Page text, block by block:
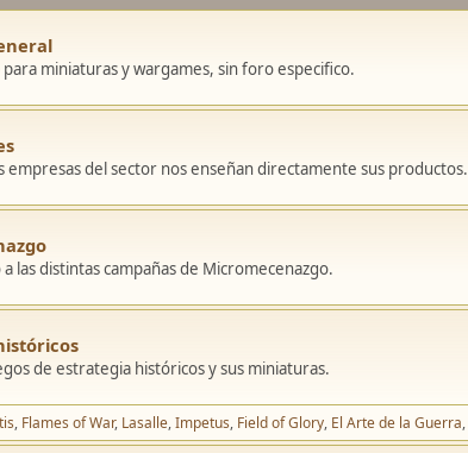
miniaturas y wargames, sin foro especifico.
empresas del sector nos enseñan directamente sus productos.
las distintas campañas de Micromecenazgo.
de estrategia históricos y sus miniaturas.
Flames of War Lasalle Impetus Field of Glory El Arte de la Guerra